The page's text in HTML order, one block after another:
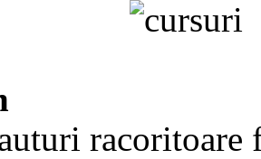
racoritoare